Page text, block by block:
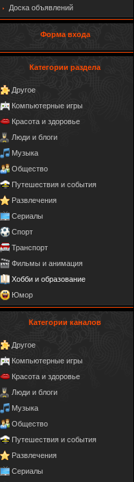
Доска объявлений
Форма входа
Категории раздела
Другое
Компьютерные игры
Красота и здоровье
Люди и блоги
Музыка
Общество
Путешествия и события
Развлечения
Сериалы
Спорт
Транспорт
Фильмы и анимация
Хобби и образование
Юмор
Категории каналов
Другое
Компьютерные игры
Красота и здоровье
Люди и блоги
Музыка
Общество
Путешествия и события
Развлечения
Сериалы